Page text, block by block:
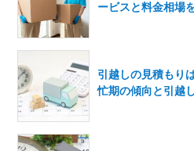
ービスと料金相場
引越しの見積もり
忙期の傾向と引越